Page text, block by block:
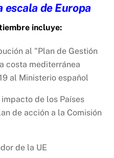
escala de Europa
incluye:
al "Plan de Gestión
costa mediterránea
al Ministerio español
de los Países
de acción a la Comisión
de la UE